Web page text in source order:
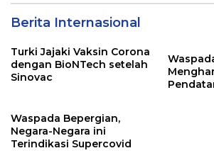
Berita Internasional
Turki Jajaki Vaksin Corona
dengan BioNTech setelah
Sinovac
Waspada Bepergian,
Negara-Negara ini
Terindikasi Supercovid